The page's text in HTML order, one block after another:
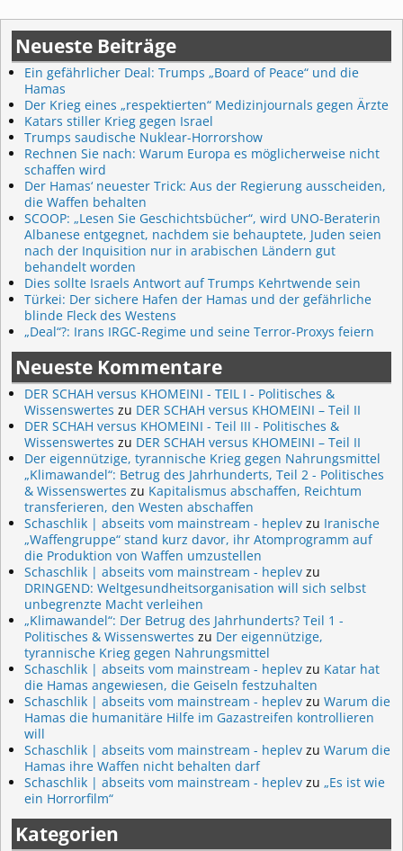
Neueste Beiträge
Ein gefährlicher Deal: Trumps „Board of Peace“ und die
Hamas
Der Krieg eines „respektierten“ Medizinjournals gegen Ärzte
Katars stiller Krieg gegen Israel
Trumps saudische Nuklear-Horrorshow
Rechnen Sie nach: Warum Europa es möglicherweise nicht
schaffen wird
Der Hamas‘ neuester Trick: Aus der Regierung ausscheiden,
die Waffen behalten
SCOOP: „Lesen Sie Geschichtsbücher“, wird UNO-Beraterin
Albanese entgegnet, nachdem sie behauptete, Juden seien
nach der Inquisition nur in arabischen Ländern gut
behandelt worden
Dies sollte Israels Antwort auf Trumps Kehrtwende sein
Türkei: Der sichere Hafen der Hamas und der gefährliche
blinde Fleck des Westens
„Deal“?: Irans IRGC-Regime und seine Terror-Proxys feiern
Neueste Kommentare
DER SCHAH versus KHOMEINI - TEIL I - Politisches &
Wissenswertes zu DER SCHAH versus KHOMEINI – Teil II
DER SCHAH versus KHOMEINI - Teil III - Politisches &
Wissenswertes zu DER SCHAH versus KHOMEINI – Teil II
Der eigennützige, tyrannische Krieg gegen Nahrungsmittel
„Klimawandel“: Betrug des Jahrhunderts, Teil 2 - Politisches
& Wissenswertes zu Kapitalismus abschaffen, Reichtum
transferieren, den Westen abschaffen
Schaschlik | abseits vom mainstream - heplev zu Iranische
„Waffengruppe“ stand kurz davor, ihr Atomprogramm auf
die Produktion von Waffen umzustellen
Schaschlik | abseits vom mainstream - heplev zu
DRINGEND: Weltgesundheitsorganisation will sich selbst
unbegrenzte Macht verleihen
„Klimawandel“: Der Betrug des Jahrhunderts? Teil 1 -
Politisches & Wissenswertes zu Der eigennützige,
tyrannische Krieg gegen Nahrungsmittel
Schaschlik | abseits vom mainstream - heplev zu Katar hat
die Hamas angewiesen, die Geiseln festzuhalten
Schaschlik | abseits vom mainstream - heplev zu Warum die
Hamas die humanitäre Hilfe im Gazastreifen kontrollieren
will
Schaschlik | abseits vom mainstream - heplev zu Warum die
Hamas ihre Waffen nicht behalten darf
Schaschlik | abseits vom mainstream - heplev zu „Es ist wie
ein Horrorfilm“
Kategorien